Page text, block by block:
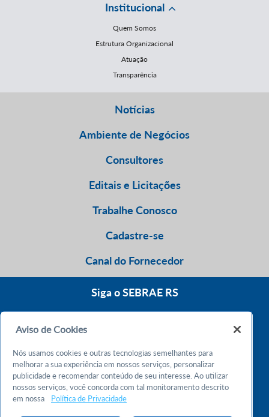
Institucional
Quem Somos
Estrutura Organizacional
Atuação
Transparência
Notícias
Ambiente de Negócios
Consultores
Editais e Licitações
Trabalhe Conosco
Cadastre-se
Canal do Fornecedor
Siga o SEBRAE RS
Atendimento 24h
Chame no WhatsApp
Aviso de Cookies
Nós usamos cookies e outras tecnologias semelhantes para
melhorar a sua experiência em nossos serviços, personalizar
publicidade e recomendar conteúdo de seu interesse. Ao utilizar
nossos serviços, você concorda com tal monitoramento descrito
em nossa
Política de Privacidade